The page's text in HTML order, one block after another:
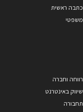
כתבה ראשית
משפטי
רווחה וחברה
שיווק באינטרנט
תחבורה